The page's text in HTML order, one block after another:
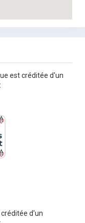
est créditée d'un
d'un